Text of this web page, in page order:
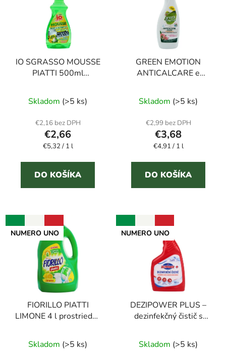
IO SGRASSO MOUSSE
PIATTI 500ml
umývanie riadu
hodnotenie
produktu
je
5,0
z
5
hviezdičiek.
Skladom (>5 ks)
€2,16 bez DPH
€2,66
Jednotková
€5,32 / 1 l
DO KOŠÍKA
GREEN EMOTION
ANTICALCARE e
hypoalergénny čistič
kúpeľní
Skladom (>5 ks)
€2,99 bez DPH
€3,68
Jednotková
€4,91 / 1 l
DO KOŠÍKA
NUMERO UNO
FIORILLO PIATTI
LIMONE 4 l prostriedok
Skladom (>5 ks)
NUMERO UNO
DEZIPOWER PLUS –
dezinfekčný čistič s
hodnotenie
Skladom (>5 ks)